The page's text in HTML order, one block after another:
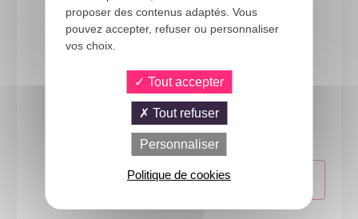
40104
Chapeau feutre haut de forme - noir - enfant
proposer des contenus adaptés. Vous
pouvez accepter, refuser ou personnaliser
vos choix.
Tout accepter
Tout refuser
Personnaliser
Politique de cookies